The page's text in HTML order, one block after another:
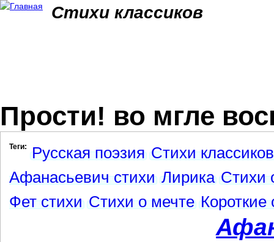
Стихи классиков
Прости! во мгле
Теги: Русская поэзия Стихи классиков
Афанасьевич стихи Лирика Стихи
Фет стихи Стихи о мечте Короткие